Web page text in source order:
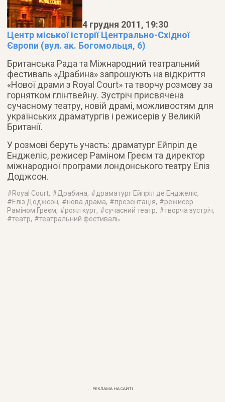
4 грудня 2011, 19:30
Центр міської історії Центрально-Східної
Європи (вул. ак. Богомольця, 6)
Британська Рада та Міжнародний театральний
фестиваль «Драбина» запрошують на відкриття
«Нової драми з Royal Court» та творчу розмову за
горнятком глінтвейну. Зустріч присвячена
сучасному театру, новій драмі, можливостям для
українських драматургів і режисерів у Великій
Британії.
У розмові беруть участь: драматург Ейпріл де
Енджеліс, режисер Раміном Греєм та директор
міжнародної програми лондонського театру Еліз
Доджсон.
#Royal Court, #Драбина, #драматург Ейпріл де Енджеліс,
#Еліз Доджсон, #нова драма, #презентація, #режисер
Раміном Греєм, #роял курт, #сучасний театр, #творча зустріч,
#театр, #театральний фестиваль
РЕКЛАМА НА САЙТІ